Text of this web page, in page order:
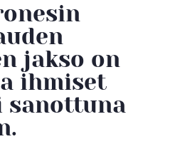
jakso on
ihmiset
sanottuna